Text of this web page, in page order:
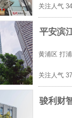
关注人气
平安滨
黄浦区 打
关注人气
骏利财